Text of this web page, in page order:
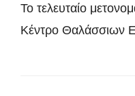
Το τελευταίο
Κέντρο Θαλάσσιων